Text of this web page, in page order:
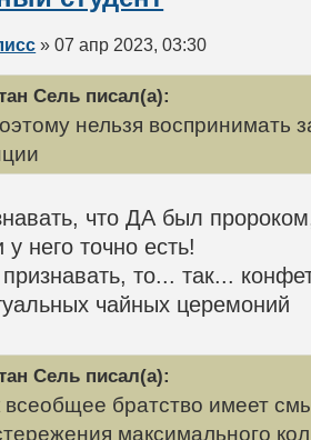
» 07 апр 2023, 03:30
Сель писал(а):
нельзя воспринимать
что ДА был
у него точно есть!
то... так...
чайных церемоний
Сель писал(а):
братство имеет
максимального